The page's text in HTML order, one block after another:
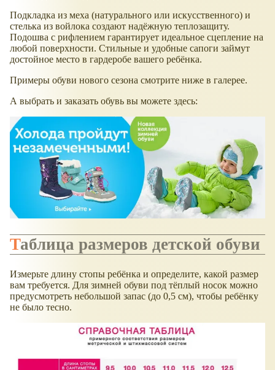
Подкладка из меха (натурального или искусственного) и
стелька из войлока создают надёжную теплозащиту.
Подошва с рифлением гарантирует идеальное сцепление на
любой поверхности. Стильные и удобные сапоги займут
достойное место в гардеробе вашего ребёнка.
Примеры обуви нового сезона смотрите ниже в галерее.
А выбрать и заказать обувь вы можете здесь:
Таблица размеров детской обуви
Измерьте длину стопы ребёнка и определите, какой размер
вам требуется. Для зимней обуви под тёплый носок можно
предусмотреть небольшой запас (до 0,5 см), чтобы ребёнку
не было тесно.